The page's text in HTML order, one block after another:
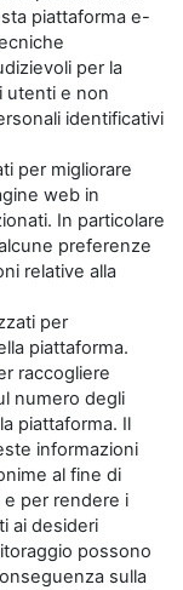
piattaforma e-
per la
utenti e non
identificativi
per migliorare
web in
In particolare
preferenze
relative alla
per
piattaforma.
raccogliere
numero degli
piattaforma. Il
informazioni
al fine di
e per rendere i
ai desideri
possono
sulla